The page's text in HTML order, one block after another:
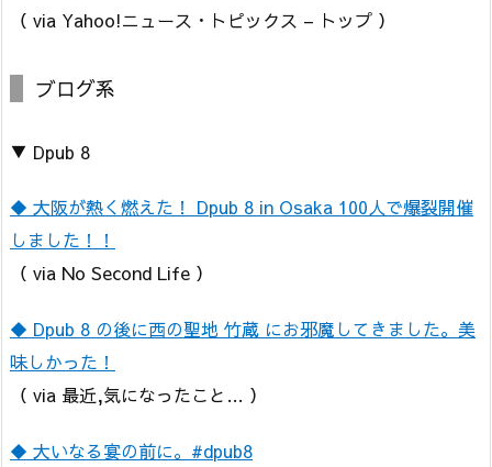
（ via Yahoo!ニュース・トピックス – トップ ）
ブログ系
▼ Dpub 8
◆ 大阪が熱く燃えた！ Dpub 8 in Osaka 100人で爆裂開催
しました！！
（ via No Second Life ）
◆ Dpub 8 の後に西の聖地 竹蔵 にお邪魔してきました。美
味しかった！
（ via 最近,気になったこと… ）
◆ 大いなる宴の前に。#dpub8